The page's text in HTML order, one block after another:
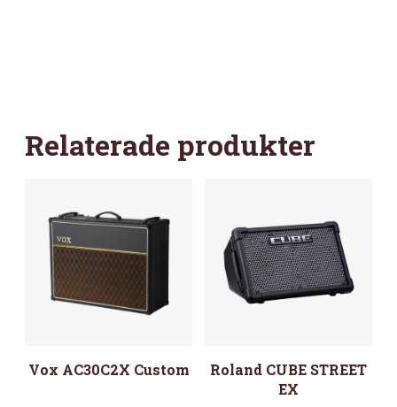
Relaterade produkter
Vox AC30C2X Custom
Roland CUBE STREET
EX